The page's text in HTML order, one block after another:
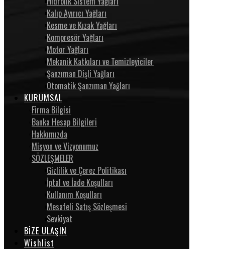
Kalıp Ayırıcı Yağları
Kesme ve Kızak Yağları
Kompresör Yağları
Motor Yağları
Mekanik Katkıları ve Temizleyiciler
Şanzıman Dişli Yağları
Otomatik Şanzıman Yağları
KURUMSAL
Firma Bilgisi
Banka Hesap Bilgileri
Hakkımızda
Misyon ve Vizyonumuz
SÖZLEŞMELER
Gizlilik ve Çerez Politikası
İptal ve İade Koşulları
Kullanım Koşulları
Mesafeli Satış Sözleşmesi
Sevkiyat
BİZE ULAŞIN
Wishlist